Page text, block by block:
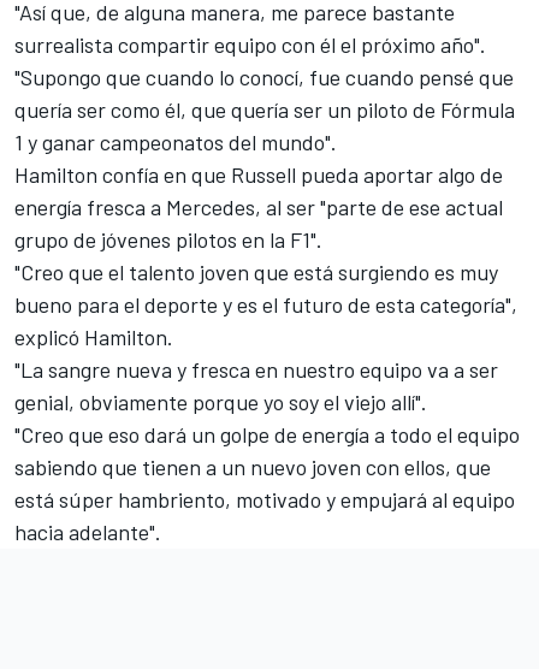
"Así que, de alguna manera, me parece bastante
surrealista compartir equipo con él el próximo año".
"Supongo que cuando lo conocí, fue cuando pensé que
quería ser como él, que quería ser un piloto de Fórmula
1 y ganar campeonatos del mundo".
Hamilton confía en que Russell pueda aportar algo de
energía fresca a Mercedes, al ser "parte de ese actual
grupo de jóvenes pilotos en la F1".
"Creo que el talento joven que está surgiendo es muy
bueno para el deporte y es el futuro de esta categoría",
explicó Hamilton.
"La sangre nueva y fresca en nuestro equipo va a ser
genial, obviamente porque yo soy el viejo allí".
"Creo que eso dará un golpe de energía a todo el equipo
sabiendo que tienen a un nuevo joven con ellos, que
está súper hambriento, motivado y empujará al equipo
hacia adelante".